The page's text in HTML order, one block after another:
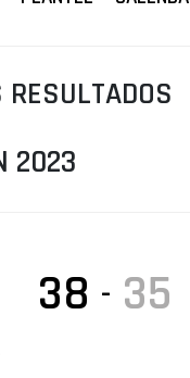
MASCULINA
FEMININA
2023
38 - 35